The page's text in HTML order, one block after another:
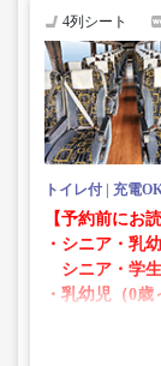
4列シート
トイレ付 充電
【予約前にお
・シニア・乳
シニア・学生
・乳幼児（0
賃での乗車券